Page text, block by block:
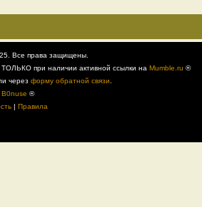
Все права защищены.
при наличии активной ссылки на Mumble.ru ®
через форму обратной связи
B0nuse ®
| Правила